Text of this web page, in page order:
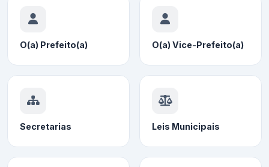
O(a) Prefeito(a) O(a) Vice-Prefeito(a)
Secretarias Leis Municipais